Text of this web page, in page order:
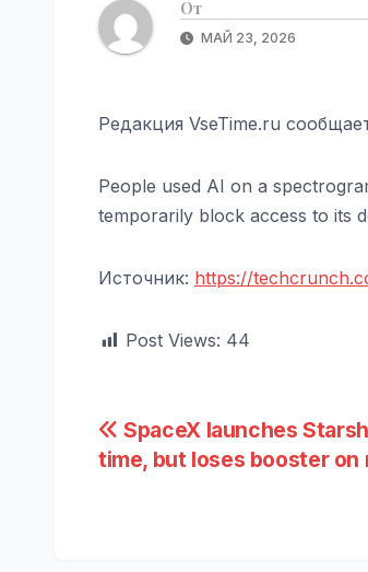
От
МАЙ 23, 2026
Редакция VseTime.ru
People used AI on a
temporarily block access to its
Источник: https://
Post Views: 44
Навигация
по
SpaceX launches
time, but loses booster on